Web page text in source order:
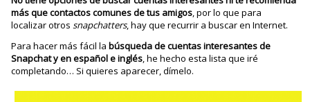
más que contactos comunes de tus amigos, por lo que para
localizar otrossnapchatters, hay que recurrir a buscar en Internet.
Para hacer más fácil labúsqueda de cuentas interesantes de
Snapchat y en españole inglés, he hecho esta lista que iré
completando… Si quieres aparecer, dímelo.